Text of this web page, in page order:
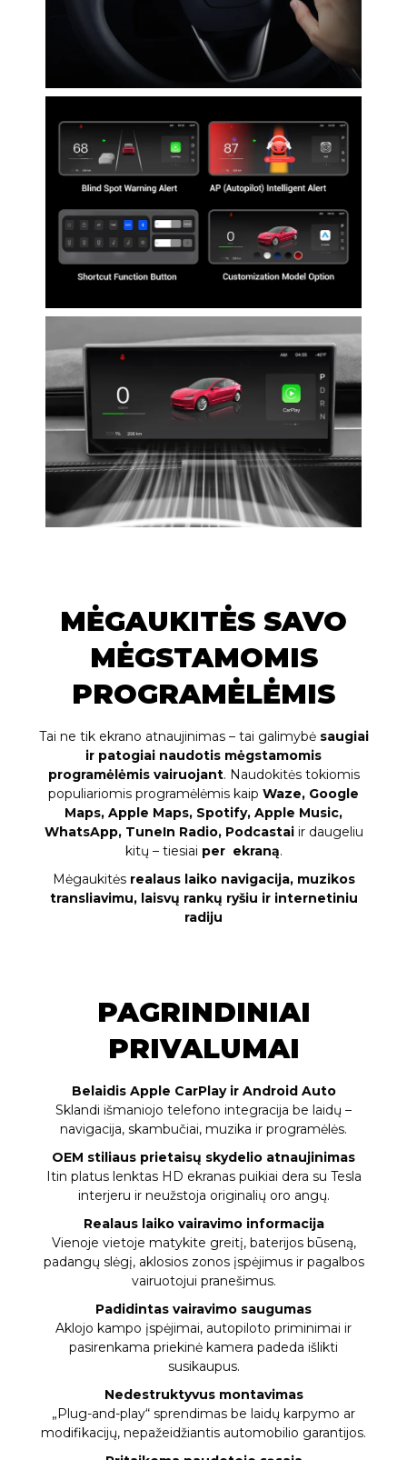
MĖGAUKITĖS SAVO
MĖGSTAMOMIS
PROGRAMĖLĖMIS
Tai ne tik ekrano atnaujinimas – tai galimybė saugiai
ir patogiai naudotis mėgstamomis
programėlėmis vairuojant. Naudokitės tokiomis
populiariomis programėlėmis kaip Waze, Google
Maps, Apple Maps, Spotify, Apple Music,
WhatsApp, TuneIn Radio, Podcastaiir daugeliu
kitų – tiesiai per ekraną.
Mėgaukitės realaus laiko navigacija, muzikos
transliavimu, laisvų rankų ryšiu ir internetiniu
radiju
PAGRINDINIAI
PRIVALUMAI
Belaidis Apple CarPlay ir Android Auto
Sklandi išmaniojo telefono integracija be laidų –
navigacija, skambučiai, muzika ir programėlės.
OEM stiliaus prietaisų skydelio atnaujinimas
Itin platus lenktas HD ekranas puikiai dera su Tesla
interjeru ir neužstoja originalių oro angų.
Realaus laiko vairavimo informacija
Vienoje vietoje matykite greitį, baterijos būseną,
padangų slėgį, aklosios zonos įspėjimus ir pagalbos
vairuotojui pranešimus.
Padidintas vairavimo saugumas
Aklojo kampo įspėjimai, autopiloto priminimai ir
pasirenkama priekinė kamera padeda išlikti
susikaupus.
Nedestruktyvus montavimas
„Plug-and-play“ sprendimas be laidų karpymo ar
modifikacijų, nepažeidžiantis automobilio garantijos.